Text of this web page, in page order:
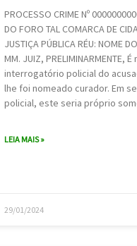
PROCESSO CRIME Nº
DO FORO TAL COMARCA DE
JUSTIÇA PÚBLICA RÉU: NOME
MM. JUIZ, PRELIMINARMENTE,
interrogatório policial do
lhe foi nomeado curador. Em
policial, este seria próprio
LEIA MAIS »
29/01/2024